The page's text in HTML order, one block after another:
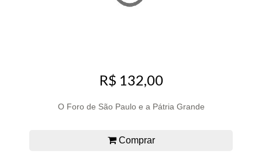
R$ 132,00
O Foro de São Paulo e a Pátria Grande
Comprar